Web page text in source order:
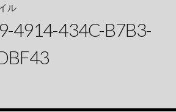
ル
4914-434C-B7B3-